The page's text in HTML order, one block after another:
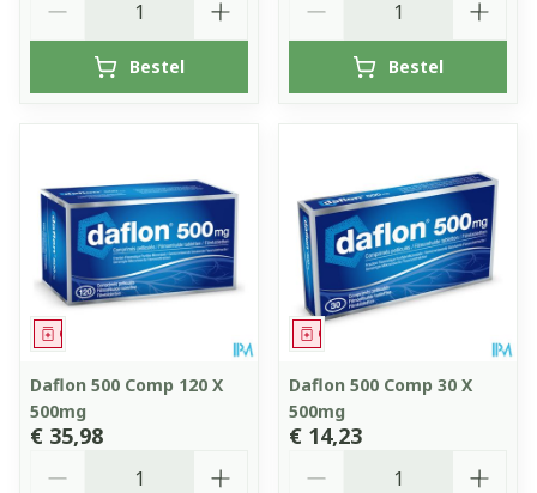
Bestel Bestel
Geneesmiddel
Daflon 500 Comp 120 X
500mg
€ 35,98
Geneesmiddel
Daflon 500 Comp 30 X
500mg
€ 14,23